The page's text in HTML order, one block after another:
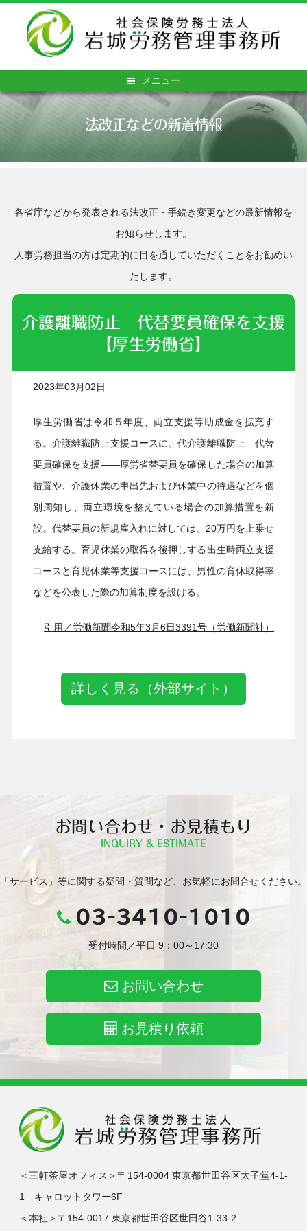
メニュー
法改正などの新着情報
各省庁などから発表される法改正・手続き変更などの最新情報を
お知らせします。
人事労務担当の方は定期的に目を通していただくことをお勧めい
たします。
介護離職防止 代替要員確保を支援
【厚生労働省】
2023年03月02日
厚生労働省は令和５年度、両立支援等助成金を拡充す
る。介護離職防止支援コースに、代介護離職防止 代替
要員確保を支援――厚労省替要員を確保した場合の加算
措置や、介護休業の申出先および休業中の待遇などを個
別周知し、両立環境を整えている場合の加算措置を新
設。代替要員の新規雇入れに対しては、20万円を上乗せ
支給する。育児休業の取得を後押しする出生時両立支援
コースと育児休業等支援コースには、男性の育休取得率
などを公表した際の加算制度を設ける。
引用／労働新聞令和5年3月6日3391号（労働新聞社）
詳しく見る（外部サイト）
お問い合わせ・お見積もり
INQUIRY & ESTIMATE
「サービス」等に関する疑問・質問など、お気軽にお問合せください。
03-3410-1010
受付時間／平日 9：00～17:30
お問い合わせ
お見積り依頼
＜三軒茶屋オフィス＞〒154-0004 東京都世田谷区太子堂4-1-
1 キャロットタワー6F
＜本社＞〒154-0017 東京都世田谷区世田谷1-33-2